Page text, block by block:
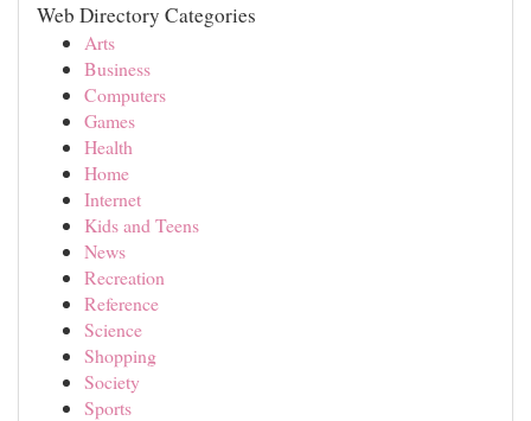
Web Directory Categories
Arts
Business
Computers
Games
Health
Home
Internet
Kids and Teens
News
Recreation
Reference
Science
Shopping
Society
Sports